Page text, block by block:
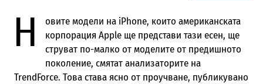
Н
овите модели на iPhone, които американската
корпорация Apple ще представи тази есен, ще
струват по-малко от моделите от предишното
поколение, смятат анализаторите на
TrendForce. Това става ясно от проучване, публикувано